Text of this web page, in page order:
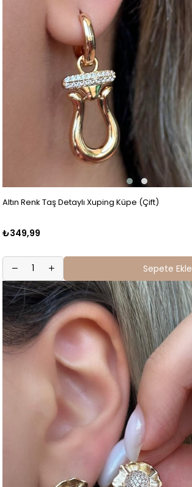
Altın Renk Taş Detaylı Xuping Küpe (Çift)
₺349,99
Sepete Ekle